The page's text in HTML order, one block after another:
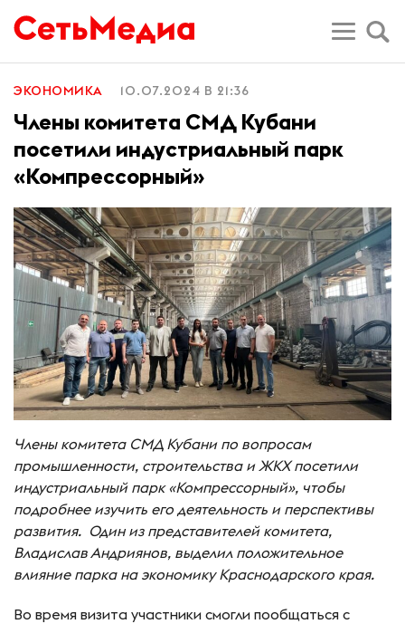
ЭКОНОМИКА 10.07.2024 В 21:36
Члены комитета СМД Кубани
посетили индустриальный парк
«Компрессорный»
Члены комитета СМД Кубани по вопросам
промышленности, строительства и ЖКХ посетили
индустриальный парк «Компрессорный», чтобы
подробнее изучить его деятельность и перспективы
развития. Один из представителей комитета,
Владислав Андриянов, выделил положительное
влияние парка на экономику Краснодарского края.
Во время визита участники смогли пообщаться с